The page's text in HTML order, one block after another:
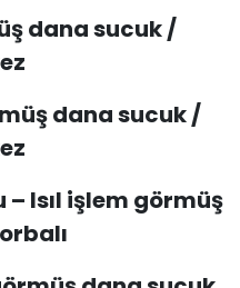
dana sucuk /
dana sucuk /
Isıl işlem görmüş